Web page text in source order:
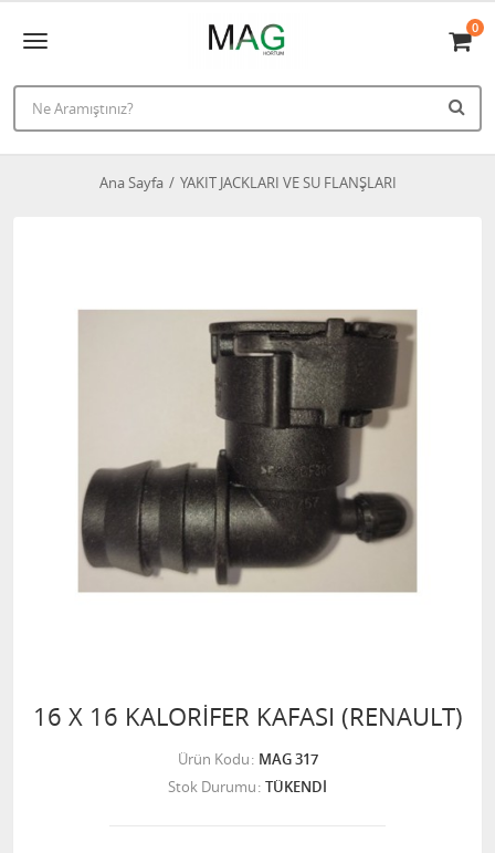
0
Ana Sayfa YAKIT JACKLARI VE SU FLANŞLARI
16 X 16 KALORİFER KAFASI (RENAULT)
Ürün Kodu MAG 317
Stok Durumu TÜKENDİ